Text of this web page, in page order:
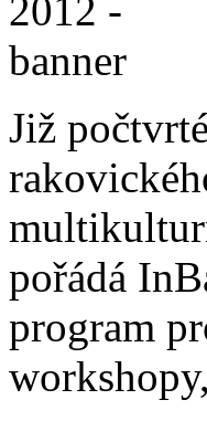
Již
pořádá
program